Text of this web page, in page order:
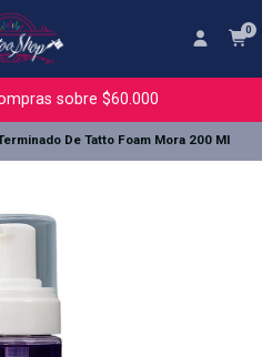
0
sobre $60.000
De Tatto Foam Mora 200 Ml